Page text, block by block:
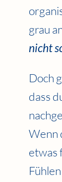
grau
nicht
Doch
dass
Wenn
etwas